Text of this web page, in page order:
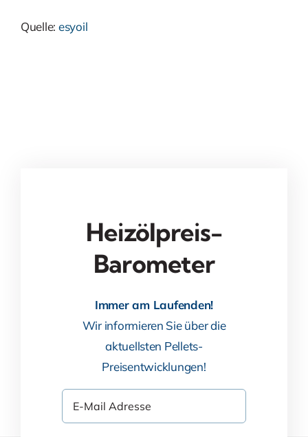
Quelle: esyoil
Heizölpreis-
Barometer
Immer am Laufenden!
Wir informieren Sie über die
aktuellsten Pellets-
Preisentwicklungen!